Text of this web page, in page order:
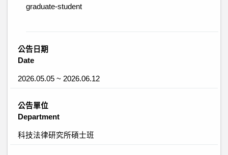
graduate-student
公告日期
Date
2026.05.05 ~ 2026.06.12
公告單位
Department
科技法律研究所碩士班